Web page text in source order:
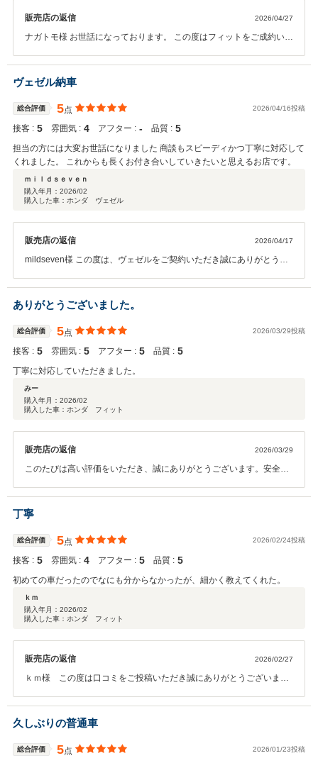
販売店の返信 2026/04/27
ナガトモ様 お世話になっております。 この度はフィットをご成約いた
うか。 お褒めの言葉をいただき感謝申し上げます。 今後とも末永いお
付き合いを宜しくお願い致します。 お車に関してご不明点やご質問等
ヴェゼル納車
総合評価 5点 2026/04/16投稿
接客 : 5 雰囲気 : 4 アフター : ‐ 品質 : 5
担当の方には大変お世話になりました 商談もスピーディかつ丁寧に対応して
くれました。 これからも長くお付き合いしていきたいと思えるお店です。
ｍｉｌｄｓｅｖｅｎ
購入年月： 2026/02
購入した車：ホンダ ヴェゼル
販売店の返信 2026/04/17
mildseven様 この度は、ヴェゼルをご契約いただき誠にありがとうご
maildseven様のカーライフをサポートして参ります 末長いお付き合い
を宜しくお願い致します。
ありがとうございました。
総合評価 5点 2026/03/29投稿
接客 : 5 雰囲気 : 5 アフター : 5 品質 : 5
丁寧に対応していただきました。
みー
購入年月： 2026/02
購入した車：ホンダ フィット
販売店の返信 2026/03/29
このたびは高い評価をいただき、誠にありがとうございます。安全運
丁寧
総合評価 5点 2026/02/24投稿
接客 : 5 雰囲気 : 4 アフター : 5 品質 : 5
初めての車だったのでなにも分からなかったが、細かく教えてくれた。
ｋｍ
購入年月： 2026/02
購入した車：ホンダ フィット
販売店の返信 2026/02/27
ｋｍ様 この度は口コミをご投稿いただき誠にありがとうございま
ております。お言葉に恥じないよう今後ともより一層努力してまいり
ますので末永くお付き合いいただきますようお願い申し上げます。
久しぶりの普通車
総合評価 5点 2026/01/23投稿